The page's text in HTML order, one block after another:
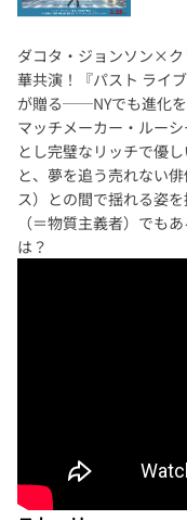
ダコタ・ジョンソン×
華共演！『パスト ライ
が贈る──NYでも進化
マッチメーカー・ルー
とし完璧なリッチで優
と、夢を追う売れない
ス）との間で揺れる姿
（＝物質主義者）でも
は？